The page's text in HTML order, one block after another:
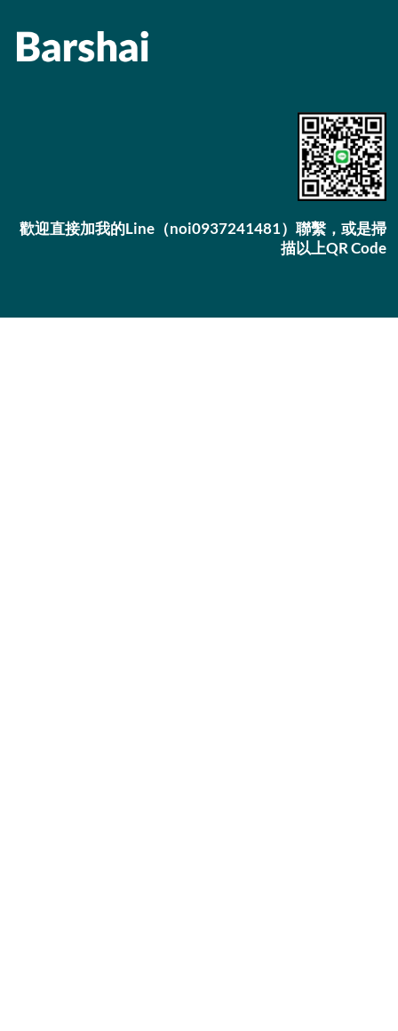
歡迎直接加我的Line（noi0937241481）聯繫，或是掃
描以上QR Code